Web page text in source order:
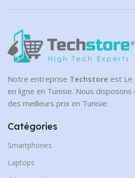
Notre entreprise Techstore est Le
en ligne en Tunisie. Nous
des meilleurs prix en Tunisie.
Catégories
Smartphones
Laptops